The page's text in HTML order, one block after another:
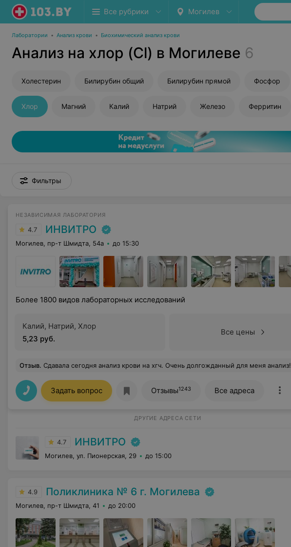
Все рубрики Могилев
Лаборатории • Анализ крови • Биохимический анализ крови
Анализ на хлор (Cl) в Могилеве 6
Холестерин Билирубин общий Билирубин прямой Фосфор
Хлор Магний Калий Натрий Железо Ферритин
Фильтры
НЕЗАВИСИМАЯ ЛАБОРАТОРИЯ
4.7 ИНВИТРО
Могилев, пр-т Шмидта, 54а до 15:30
Более 1800 видов лабораторных исследований
Калий, Натрий, Хлор
5,23 руб.
Все цены
Отзыв. Сдавала сегодня анализ крови на хгч. Очень долгожданный для меня анализ! Приятные сотрудники, поддержали меня, на позитивной ноте прошло оформление. Подсказали, что еще нужно проверить гормон щитовидной железы - ТТГ. Анализы пришли в тот же день. Очень довольна сервисом. Спасибо.
Задать вопрос Отзывы1243 Все адреса
ДРУГИЕ АДРЕСА СЕТИ
4.7 ИНВИТРО
Могилев, ул. Пионерская, 29 до 15:00
4.9 Поликлиника № 6 г. Могилева
Могилев, пр-т Шмидта, 41 до 20:00